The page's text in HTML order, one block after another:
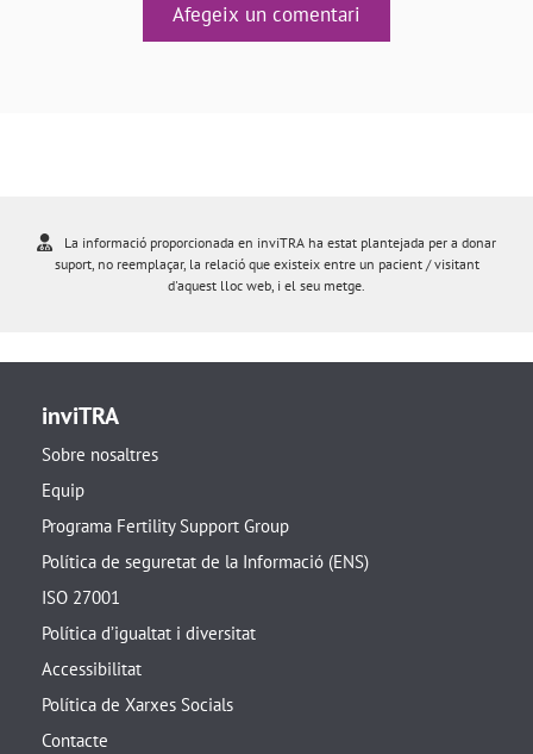
Afegeix un comentari
La informació proporcionada en inviTRA ha estat plantejada per a donar
suport, no reemplaçar, la relació que existeix entre un pacient / visitant
d'aquest lloc web, i el seu metge.
inviTRA
Sobre nosaltres
Equip
Programa Fertility Support Group
Política de seguretat de la Informació (ENS)
ISO 27001
Política d’igualtat i diversitat
Accessibilitat
Política de Xarxes Socials
Contacte